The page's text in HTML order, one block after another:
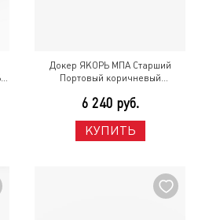
Докер ЯКОРЬ МПА Старший
Портовый коричневый
6 240 руб.
КУПИТЬ